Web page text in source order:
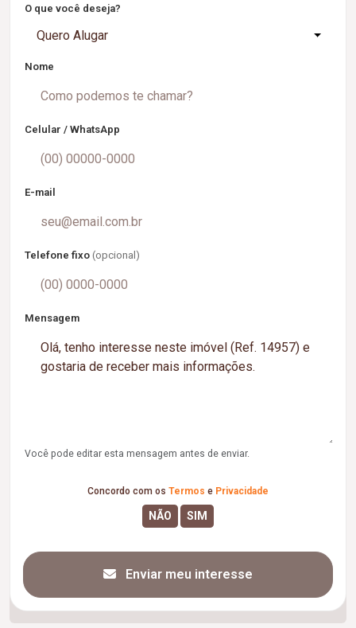
O que você deseja?
Quero Alugar
Nome
Celular / WhatsApp
E-mail
Telefone fixo (opcional)
Mensagem
Você pode editar esta mensagem antes de enviar.
Concordo com os Termos e Privacidade
Enviar meu interesse